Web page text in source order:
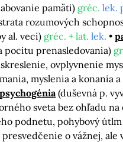
pamäti) gréc. lek.
rozumových
al. veci) gréc. + lat. lek.
pocitu prenasledovania)
ovplyvnenie
myslenia a konania a
psychogénia (duševná p.
sveta bez ohľadu na
podnetu, pohybový
o vážnej, ale